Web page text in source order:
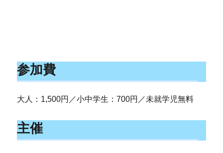
参加費
大人：1,500円／小中学生：700円／未就学児無料
主催